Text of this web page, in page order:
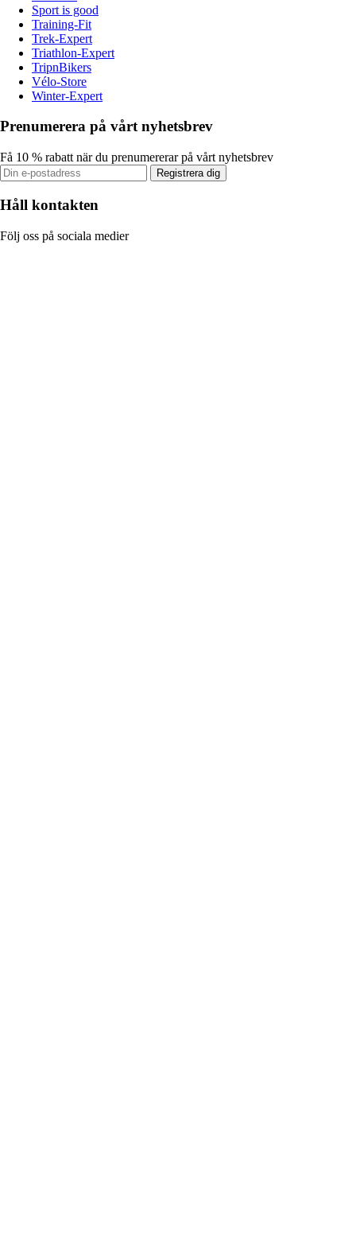
Sport is good
Training-Fit
Trek-Expert
Triathlon-Expert
TripnBikers
Vélo-Store
Winter-Expert
Prenumerera på vårt nyhetsbrev
Få 10 % rabatt när du prenumererar på vårt nyhetsbrev
Registrera dig
Håll kontakten
Följ oss på sociala medier